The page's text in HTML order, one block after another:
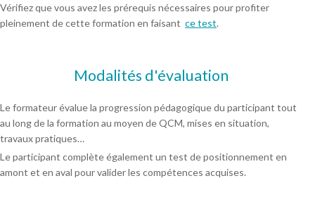
Vérifiez que vous avez les prérequis nécessaires pour profiter
pleinement de cette formation en faisant ce test.
Modalités d'évaluation
Le formateur évalue la progression pédagogique du participant tout
au long de la formation au moyen de QCM, mises en situation,
travaux pratiques…
Le participant complète également un test de positionnement en
amont et en aval pour valider les compétences acquises.